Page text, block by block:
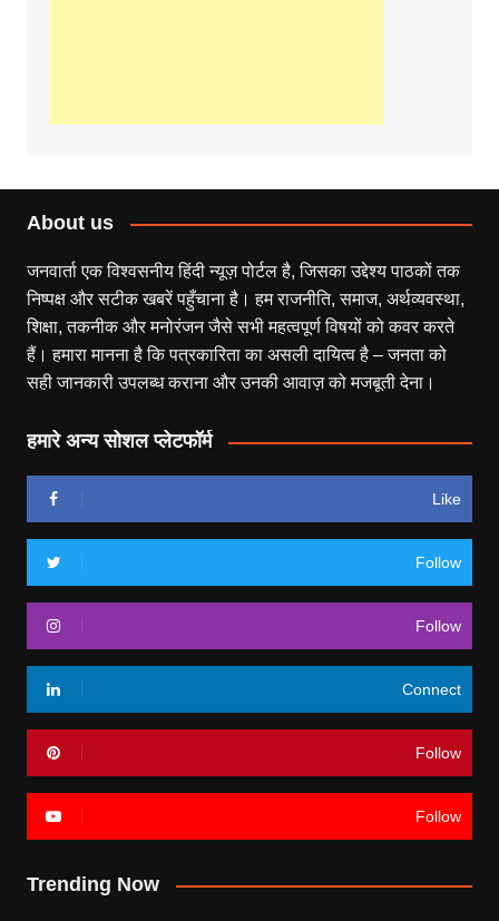
About us
जनवार्ता एक विश्वसनीय हिंदी न्यूज़ पोर्टल है, जिसका उद्देश्य पाठकों तक
निष्पक्ष और सटीक खबरें पहुँचाना है। हम राजनीति, समाज, अर्थव्यवस्था,
शिक्षा, तकनीक और मनोरंजन जैसे सभी महत्वपूर्ण विषयों को कवर करते
हैं। हमारा मानना है कि पत्रकारिता का असली दायित्व है – जनता को
सही जानकारी उपलब्ध कराना और उनकी आवाज़ को मजबूती देना।
हमारे अन्य सोशल प्लेटफॉर्म
Like
Follow
Follow
Connect
Follow
Follow
Trending Now